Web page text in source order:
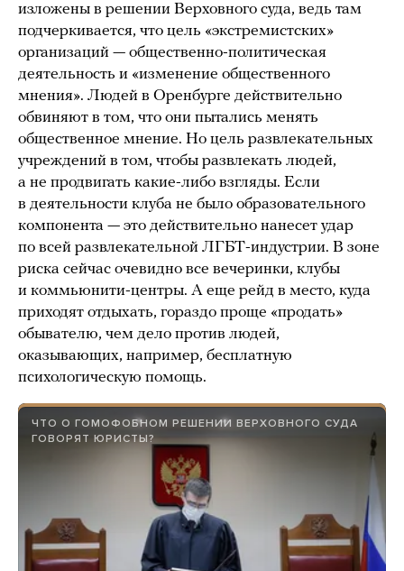
изложены в решении Верховного суда, ведь там
подчеркивается, что цель «экстремистских»
организаций — общественно-политическая
деятельность и «изменение общественного
мнения». Людей в Оренбурге действительно
обвиняют в том, что они пытались менять
общественное мнение. Но цель развлекательных
учреждений в том, чтобы развлекать людей,
а не продвигать какие-либо взгляды. Если
в деятельности клуба не было образовательного
компонента — это действительно нанесет удар
по всей развлекательной ЛГБТ-индустрии. В зоне
риска сейчас очевидно все вечеринки, клубы
и коммьюнити-центры. А еще рейд в место, куда
приходят отдыхать, гораздо проще «продать»
обывателю, чем дело против людей,
оказывающих, например, бесплатную
психологическую помощь.
ЧТО О ГОМОФОБНОМ РЕШЕНИИ ВЕРХОВНОГО СУДА
ГОВОРЯТ ЮРИСТЫ?